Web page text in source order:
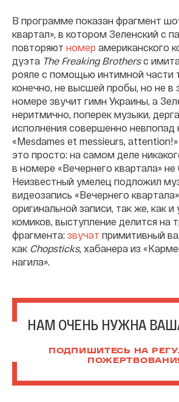
В программе показан фрагмент
квартал», в котором Зеленский с
повторяют номер американского
дуэта The Freaking Brothersс
рояле с помощью интимной части
конечно, не высшей пробы, но не в
номере звучит гимн Украины, а
неритмично, поперек музыки,
исполнения совершенно невпопад
«Mesdames et messieurs,
это просто: на самом деле
в номере «Вечернего квартала» не
Неизвестный умелец подложил
видеозапись «Вечернего
оригинальной записи, так же, как и
комиков, выступление делится на
фрагмента: звучат примитивный
как Chopsticks, хабанера из
нагила».
НАМ ОЧЕНЬ НУЖНА
ПОДПИШИТЕСЬ НА